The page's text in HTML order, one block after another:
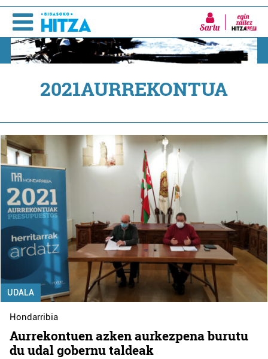
Sartu
2021AURREKONTUA
UDALA
Hondarribia
Aurrekontuen azken aurkezpena burutu
du udal gobernu taldeak